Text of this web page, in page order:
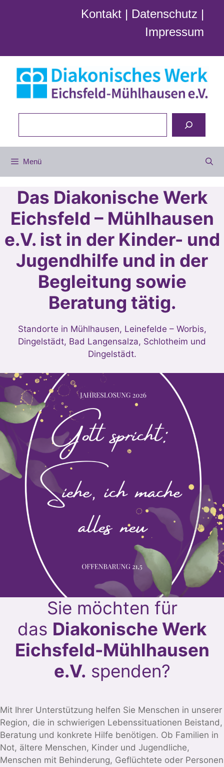
Kontakt | Datenschutz |
Impressum
Menü
Das Diakonische Werk
Eichsfeld – Mühlhausen
e.V. ist in der Kinder- und
Jugendhilfe und in der
Begleitung sowie
Beratung tätig.
Standorte in Mühlhausen, Leinefelde – Worbis,
Dingelstädt, Bad Langensalza, Schlotheim und
Dingelstädt.
Sie möchten für
das Diakonische Werk
Eichsfeld-Mühlhausen
e.V. spenden?
Mit Ihrer Unterstützung helfen Sie Menschen in unserer
Region, die in schwierigen Lebenssituationen Beistand,
Beratung und konkrete Hilfe benötigen. Ob Familien in
Not, ältere Menschen, Kinder und Jugendliche,
Menschen mit Behinderung, Geflüchtete oder Personen